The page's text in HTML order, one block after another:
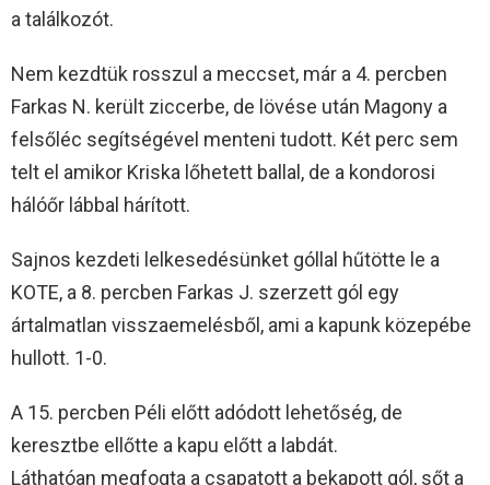
a találkozót.
Nem kezdtük rosszul a meccset, már a 4. percben
Farkas N. került ziccerbe, de lövése után Magony a
felsőléc segítségével menteni tudott. Két perc sem
telt el amikor Kriska lőhetett ballal, de a kondorosi
hálóőr lábbal hárított.
Sajnos kezdeti lelkesedésünket góllal hűtötte le a
KOTE, a 8. percben Farkas J. szerzett gól egy
ártalmatlan visszaemelésből, ami a kapunk közepébe
hullott. 1-0.
A 15. percben Péli előtt adódott lehetőség, de
keresztbe ellőtte a kapu előtt a labdát.
Láthatóan megfogta a csapatott a bekapott gól, sőt a